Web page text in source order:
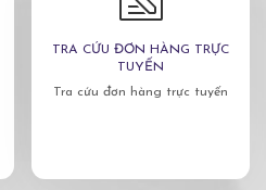
TRA CỨU ĐƠN HÀNG TRỰC
TUYẾN
Tra cứu đơn hàng trực tuyến